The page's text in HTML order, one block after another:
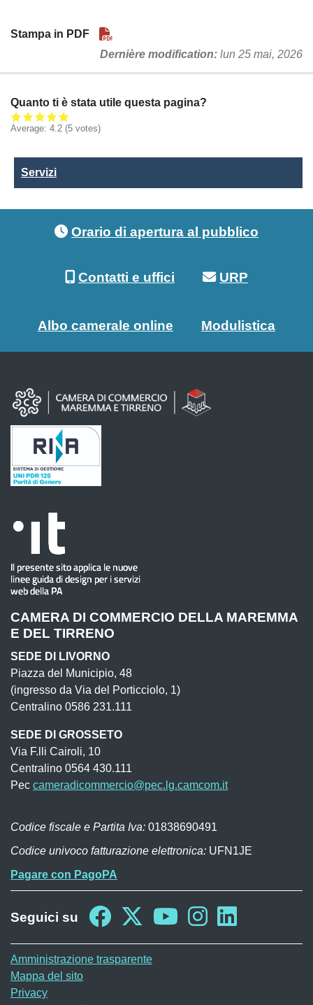
Stampa in PDF
Dernière modification lun 25 mai, 2026
Quanto ti è stata utile questa pagina?
Average: 4.2 (5 votes)
Servizi
Servizi
Orario di apertura al pubblico
Contatti e uffici URP
Albo camerale online Modulistica
CAMERA DI COMMERCIO DELLA MAREMMA
E DEL TIRRENO
SEDE DI LIVORNO
Piazza del Municipio, 48
(ingresso da Via del Porticciolo, 1)
Centralino 0586 231.111
SEDE DI GROSSETO
Via F.lli Cairoli, 10
Centralino 0564 430.111
Pec cameradicommercio@pec.lg.camcom.it
Codice fiscale e Partita Iva: 01838690491
Codice univoco fatturazione elettronica: UFN1JE
Pagare con PagoPA
Seguici su
Sito web
Amministrazione trasparente
Mappa del sito
Privacy